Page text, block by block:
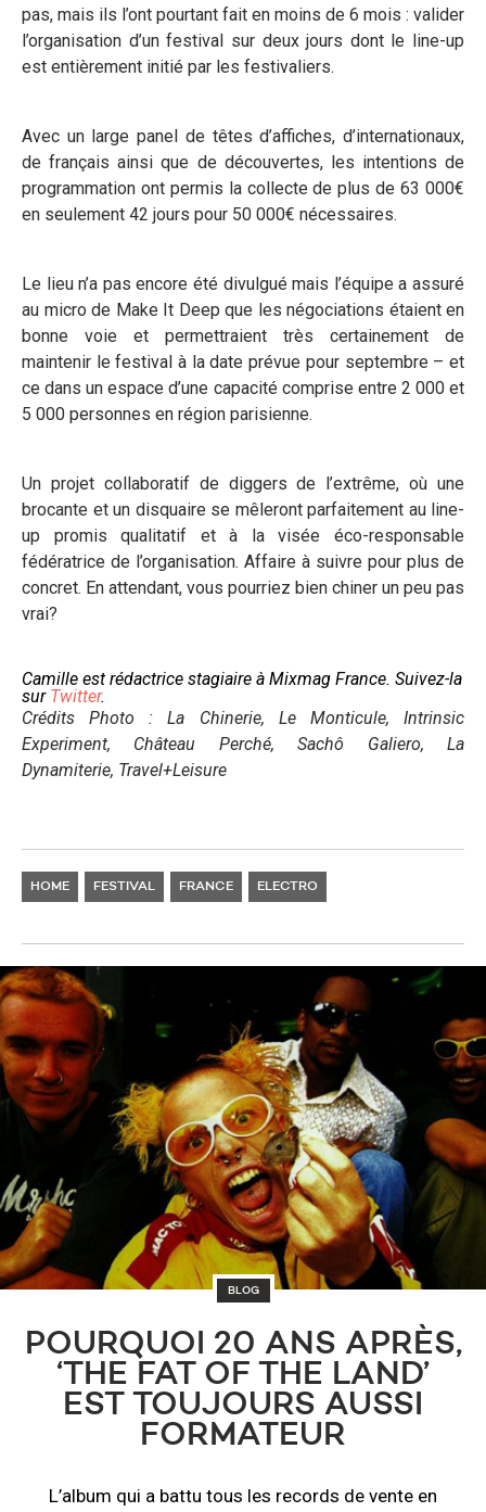
pas, mais ils l’ont pourtant fait en moins de 6 mois : valider
l’organisation d’un festival sur deux jours dont le line-up
est entièrement initié par les festivaliers.
Avec un large panel de têtes d’affiches, d’internationaux,
de français ainsi que de découvertes, les intentions de
programmation ont permis la collecte de plus de 63 000€
en seulement 42 jours pour 50 000€ nécessaires.
Le lieu n’a pas encore été divulgué mais l’équipe a assuré
au micro de Make It Deep que les négociations étaient en
bonne voie et permettraient très certainement de
maintenir le festival à la date prévue pour septembre – et
ce dans un espace d’une capacité comprise entre 2 000 et
5 000 personnes en région parisienne.
Un projet collaboratif de diggers de l’extrême, où une
brocante et un disquaire se mêleront parfaitement au line-
up promis qualitatif et à la visée éco-responsable
fédératrice de l’organisation. Affaire à suivre pour plus de
concret. En attendant, vous pourriez bien chiner un peu pas
vrai?
Camille est rédactrice stagiaire à Mixmag France. Suivez-la
sur Twitter.
Crédits Photo : La Chinerie, Le Monticule, Intrinsic
Experiment, Château Perché, Sachô Galiero, La
Dynamiterie, Travel+Leisure
HOME FESTIVAL FRANCE ELECTRO
BLOG
POURQUOI 20 ANS APRÈS,
‘THE FAT OF THE LAND’
EST TOUJOURS AUSSI
FORMATEUR
L’album qui a battu tous les records de vente en